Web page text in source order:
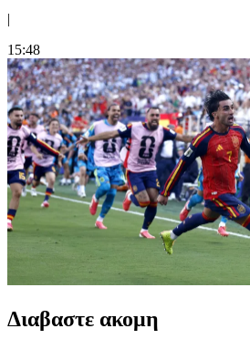
|
15:48
Διαβαστε ακομη